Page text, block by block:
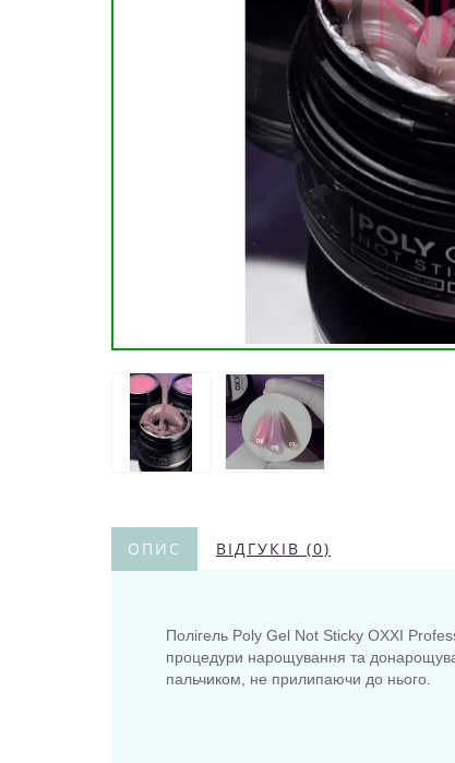
ОПИС ВІДГУКІВ (0)
Полігель Poly Gel Not Sticky OXXI
процедури нарощування та
пальчиком, не прилипаючи до нього.